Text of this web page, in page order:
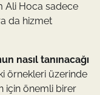
Ali Hoca sadece
da hizmet
nasıl tanınacağı
örnekleri üzerinde
için önemli birer